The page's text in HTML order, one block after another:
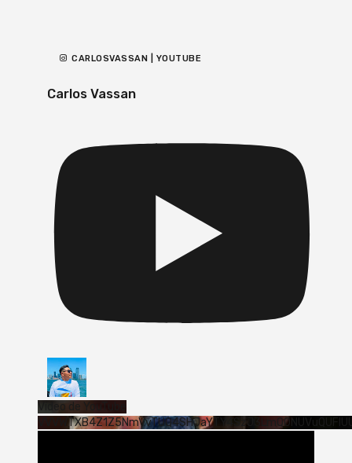
CARLOSVASSAN | YOUTUBE
Carlos Vassan
Vídeo de YouTube